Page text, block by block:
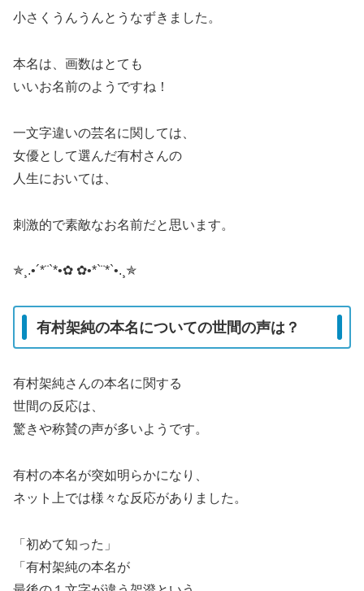
小さくうんうんとうなずきました。
本名は、画数はとても
いいお名前のようですね！
一文字違いの芸名に関しては、
女優として選んだ有村さんの
人生においては、
刺激的で素敵なお名前だと思います。
✯¸.•´*¨`*•✿ ✿•*`¨*`•.¸✯
有村架純の本名についての世間の声は？
有村架純さんの本名に関する
世間の反応は、
驚きや称賛の声が多いようです。
有村の本名が突如明らかになり、
ネット上では様々な反応がありました。
「初めて知った」
「有村架純の本名が